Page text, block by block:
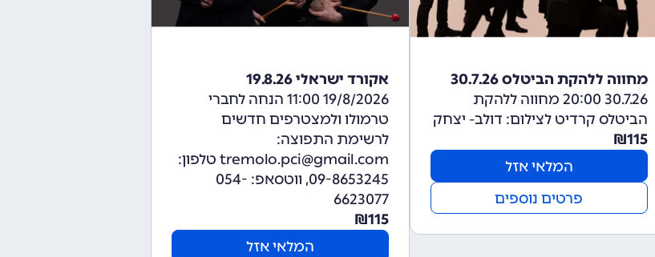
מחווה ללהקת הביטלס 30.7.26
30.7.26 20:00 מחווה ללהקת
הביטלס קרדיט לצילום: דולב- יצחק
115
₪
המלאי אזל
פרטים נוספים
אקורד ישראלי 19.8.26
19/8/2026 11:00 הנחה לחברי
טרמולו ולמצטרפים חדשים
לרשימת התפוצה:
tremolo.pci@gmail.com טלפון:
09-8653245, ווטסאפ: 054-
6623077
115
₪
המלאי אזל